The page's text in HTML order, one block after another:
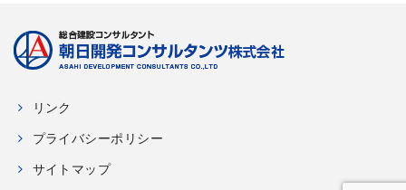
リンク
プライバシーポリシー
サイトマップ